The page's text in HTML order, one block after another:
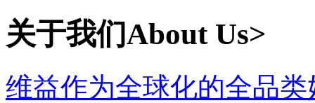
关于我们About Us>
维益作为全球化的全品